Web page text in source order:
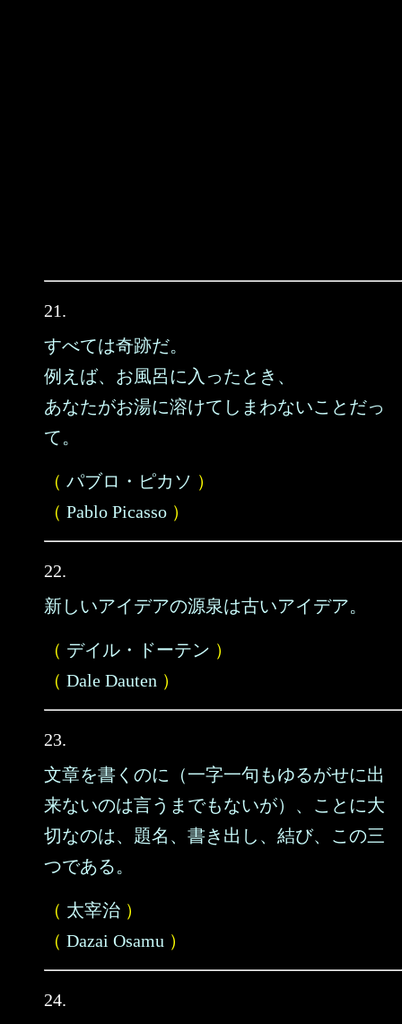
21.
すべては奇跡だ。
例えば、お風呂に入ったとき、
あなたがお湯に溶けてしまわないことだっ
て。
（ パブロ・ピカソ ）
（ Pablo Picasso ）
22.
新しいアイデアの源泉は古いアイデア。
（ デイル・ドーテン ）
（ Dale Dauten ）
23.
文章を書くのに（一字一句もゆるがせに出
来ないのは言うまでもないが）、ことに大
切なのは、題名、書き出し、結び、この三
つである。
（ 太宰治 ）
（ Dazai Osamu ）
24.